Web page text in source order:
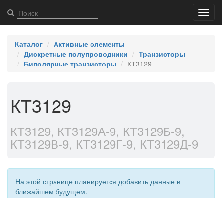
Каталог
Активные элементы
Дискретные полупроводники
Транзисторы
Биполярные транзисторы
КТ3129
КТ3129
КТ3129, КТ3129А-9, КТ3129Б-9,
КТ3129В-9, КТ3129Г-9, КТ3129Д-9
На этой странице планируется добавить данные в
ближайшем будущем.